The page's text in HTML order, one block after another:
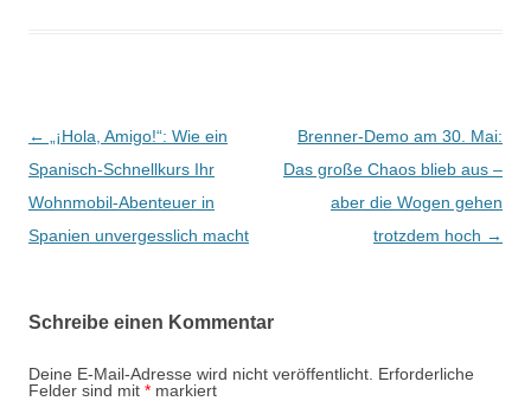
Beitragsnavigation
←
„¡Hola, Amigo!“: Wie ein
Spanisch-Schnellkurs Ihr
Wohnmobil-Abenteuer in
Spanien unvergesslich macht
Brenner-Demo am 30. Mai:
Das große Chaos blieb aus –
aber die Wogen gehen
trotzdem hoch →
Schreibe einen Kommentar
Deine E-Mail-Adresse wird nicht veröffentlicht. Erforderliche
Felder sind mit * markiert